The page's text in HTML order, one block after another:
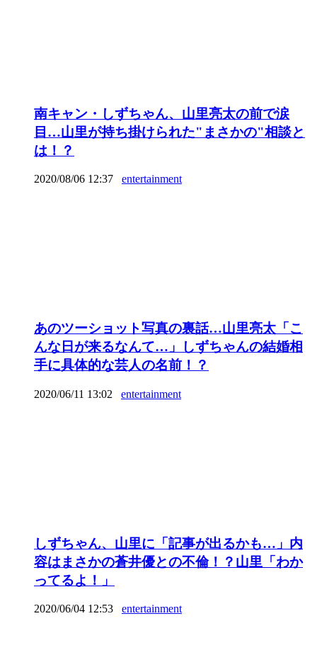
南キャン・しずちゃん、山里亮太の前で涙
目…山里が持ち掛けられた"まさかの"相談と
は！？
2020/08/06 12:37 entertainment
あのツーショット写真の裏話…山里亮太「こ
んな日が来るなんて…」しずちゃんの結婚相
手に具体的な芸人の名前！？
2020/06/11 13:02 entertainment
しずちゃん、山里に「記事が出るかも…」内
容はまさかの蒼井優との不倫！？山里「わか
ってるよ！」
2020/06/04 12:53 entertainment